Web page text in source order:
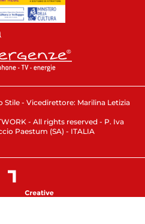
Stile - Vicedirettore: Marilina Letizia
- All rights reserved - P. Iva
Paestum (SA) - ITALIA